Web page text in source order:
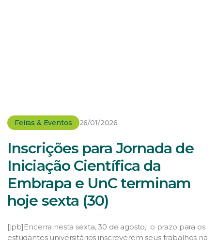
Feiras & Eventos 26/01/2026
Inscrições para Jornada de
Iniciação Científica da
Embrapa e UnC terminam
hoje sexta (30)
[:pb]Encerra nesta sexta, 30 de agosto, o prazo para os
estudantes universitários inscreverem seus trabalhos na